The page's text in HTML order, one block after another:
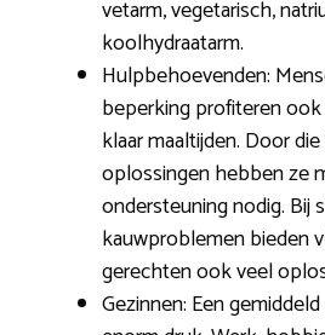
vetarm, vegetarisch,
koolhydraatarm.
Hulpbehoevenden:
beperking profiteren
klaar maaltijden. Door
oplossingen hebben ze
ondersteuning nodig. Bij
kauwproblemen bieden
gerechten ook veel
Gezinnen: Een